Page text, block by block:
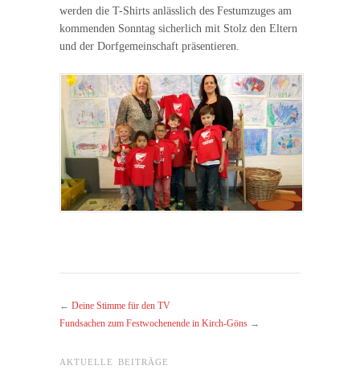
werden die T-Shirts anlässlich des Festumzuges am
kommenden Sonntag sicherlich mit Stolz den Eltern
und der Dorfgemeinschaft präsentieren.
← Deine Stimme für den TV
Fundsachen zum Festwochenende in Kirch-Göns →
AKTUELLE BEITRÄGE